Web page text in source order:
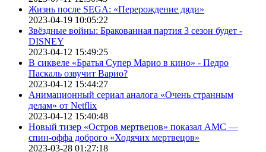
Жизнь после SEGA: «Перерождение дяди»
2023-04-19 10:05:22
Звёздные войны: Бракованная партия 3 сезон будет -
DISNEY
2023-04-12 15:49:25
В сиквеле «Братья Супер Марио в кино» - Педро
Паскаль озвучит Варио?
2023-04-12 15:44:27
Анимационный сериал аналога «Очень странным
делам» от Netflix
2023-04-12 15:40:48
Новый тизер «Остров мертвецов» показал АМС —
спин-оффа доброго «Ходячих мертвецов»
2023-03-28 01:27:18